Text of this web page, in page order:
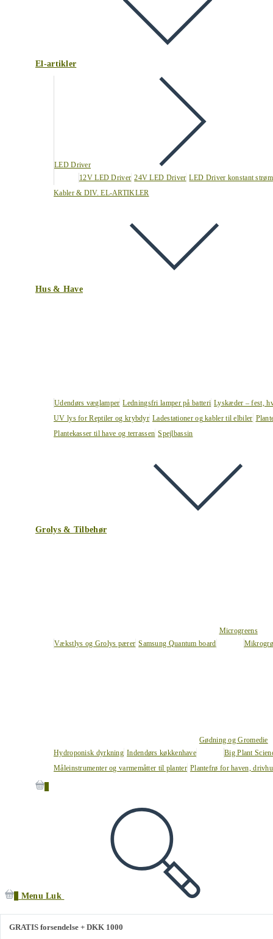
El-artikler
LED Driver
12V LED Driver 24V LED Driver LED Driver konstant strøm
Kabler & DIV. EL-ARTIKLER
Hus & Have
Udendørs væglamper Ledningsfri lamper på batteri Lyskæder – fest,
UV lys for Reptiler og krybdyr Ladestationer og kabler til elbiler
Plantekasser til have og terrassen Spejlbassin
Grolys & Tilbehør
Vækstlys og Grolys pærer Samsung Quantum board
Microgreens
Hydroponisk dyrkning Indendørs køkkenhave
Gødning og Gromedie
Big Plant
Måleinstrumenter og varmemåtter til planter Plantefrø for haven,
Menu Luk
GRATIS forsendelse + DKK 1000